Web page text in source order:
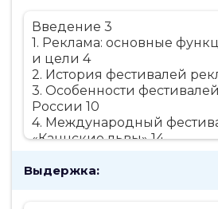
Введение 3
1. Реклама: основные
и цели 4
2. История фестивалей
3. Особенности
России 10
4. Международный
«Каннские львы» 14
Список использованной
Выдержка: